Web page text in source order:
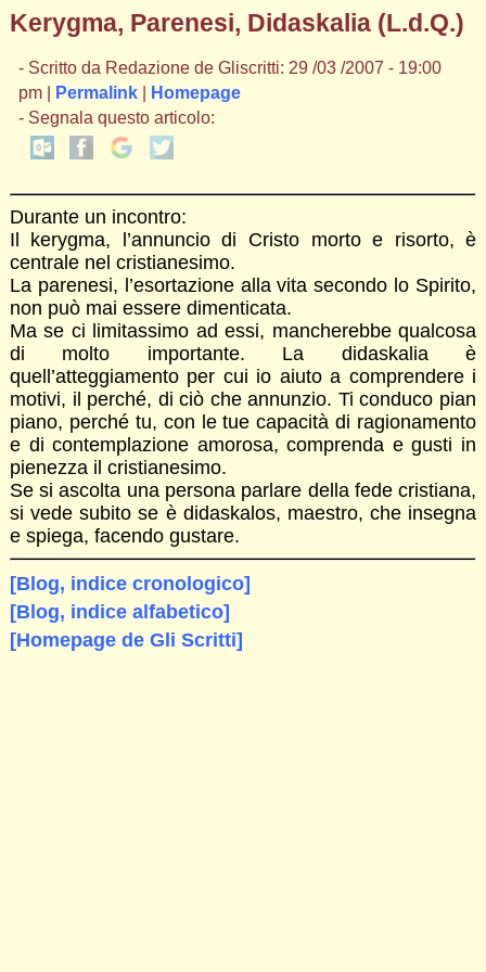
Kerygma, Parenesi, Didaskalia (L.d.Q.)
- Scritto da Redazione de Gliscritti: 29 /03 /2007 - 19:00
pm |
Permalink|
Homepage
- Segnala questo articolo:
Durante un incontro:
Il kerygma, l’annuncio di Cristo morto e risorto, è
centrale nel cristianesimo.
La parenesi, l’esortazione alla vita secondo lo Spirito,
non può mai essere dimenticata.
Ma se ci limitassimo ad essi, mancherebbe qualcosa
di molto importante. La didaskalia è
quell’atteggiamento per cui io aiuto a comprendere i
motivi, il perché, di ciò che annunzio. Ti conduco pian
piano, perché tu, con le tue capacità di ragionamento
e di contemplazione amorosa, comprenda e gusti in
pienezza il cristianesimo.
Se si ascolta una persona parlare della fede cristiana,
si vede subito se è didaskalos, maestro, che insegna
e spiega, facendo gustare.
[Blog, indice cronologico]
[Blog, indice alfabetico]
[Homepage de Gli Scritti]